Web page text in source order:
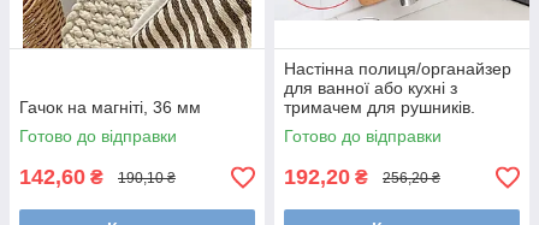
Гачок на магніті, 36 мм
Готово до відправки
142,60 ₴ 190,10 ₴
Настінна полиця/органайзер
для ванної або кухні з
тримачем для рушників.
Чорна
Готово до відправки
192,20 ₴ 256,20 ₴